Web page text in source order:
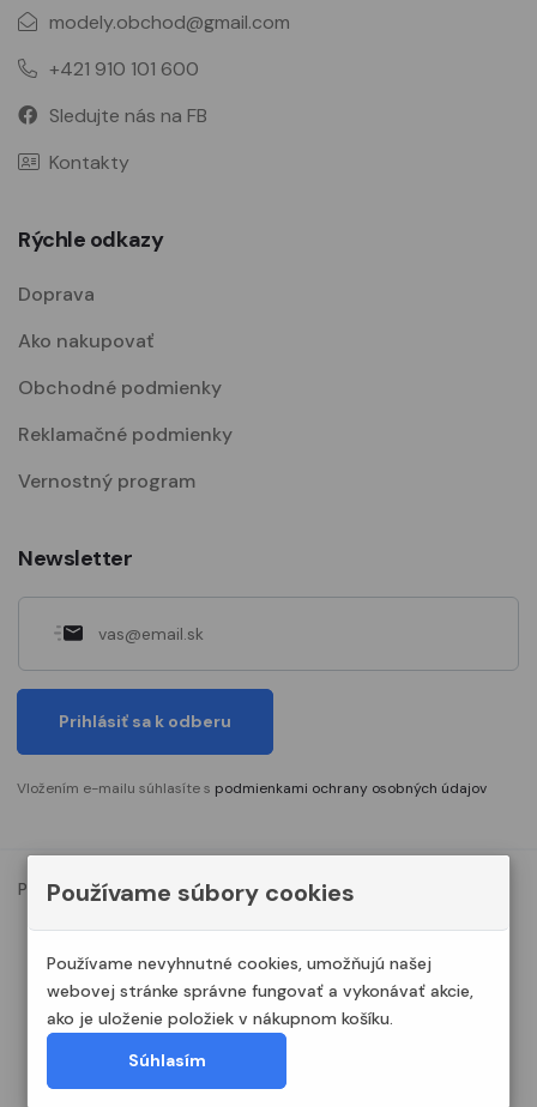
modely.obchod@gmail.com
+421 910 101 600
Sledujte nás na FB
Kontakty
Rýchle odkazy
Doprava
Ako nakupovať
Obchodné podmienky
Reklamačné podmienky
Vernostný program
Newsletter
Prihlásiť sa k odberu
Vložením e-mailu súhlasíte s podmienkami ochrany osobných údajov
Podmienky ochrany osobných údajov Nastavenia cookies
Používame súbory cookies
Používame nevyhnutné cookies, umožňujú našej
webovej stránke správne fungovať a vykonávať akcie,
ako je uloženie položiek v nákupnom košíku.
Súhlasím
© 2023. Všetky práva vyhradené Modelshop.sk